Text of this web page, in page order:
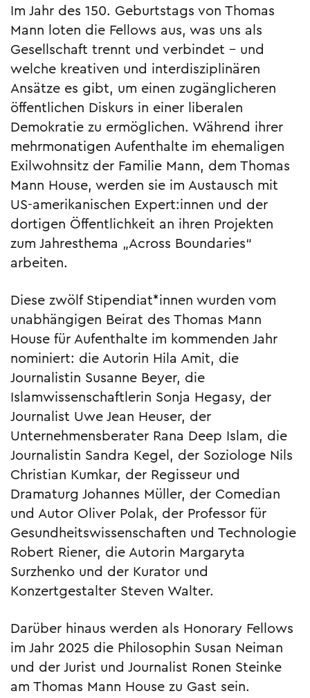
Im Jahr des 150. Geburtstags von Thomas
Mann loten die Fellows aus, was uns als
Gesellschaft trennt und verbindet – und
welche kreativen und interdisziplinären
Ansätze es gibt, um einen zugänglicheren
öffentlichen Diskurs in einer liberalen
Demokratie zu ermöglichen. Während ihrer
mehrmonatigen Aufenthalte im ehemaligen
Exilwohnsitz der Familie Mann, dem Thomas
Mann House, werden sie im Austausch mit
US-amerikanischen Expert:innen und der
dortigen Öffentlichkeit an ihren Projekten
zum Jahresthema „Across Boundaries“
arbeiten.
Diese zwölf Stipendiat*innen wurden vom
unabhängigen Beirat des Thomas Mann
House für Aufenthalte im kommenden Jahr
nominiert: die Autorin Hila Amit, die
Journalistin Susanne Beyer, die
Islamwissenschaftlerin Sonja Hegasy, der
Journalist Uwe Jean Heuser, der
Unternehmensberater Rana Deep Islam, die
Journalistin Sandra Kegel, der Soziologe Nils
Christian Kumkar, der Regisseur und
Dramaturg Johannes Müller, der Comedian
und Autor Oliver Polak, der Professor für
Gesundheitswissenschaften und Technologie
Robert Riener, die Autorin Margaryta
Surzhenko und der Kurator und
Konzertgestalter Steven Walter.
Darüber hinaus werden als Honorary Fellows
im Jahr 2025 die Philosophin Susan Neiman
und der Jurist und Journalist Ronen Steinke
am Thomas Mann House zu Gast sein.